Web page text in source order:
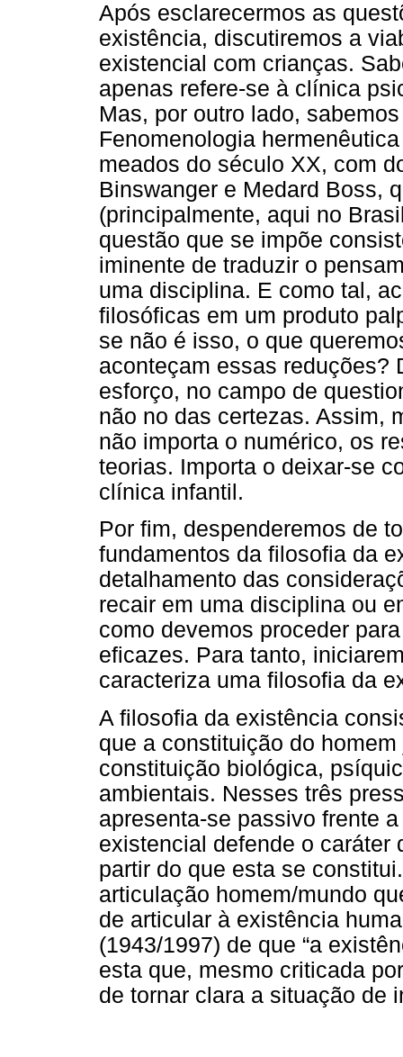
Após esclarecermos as
existência, discutiremos a
existencial com crianças.
apenas refere-se à clínica
Mas, por outro lado,
Fenomenologia
meados do século XX, com
Binswanger e Medard Boss,
(principalmente, aqui no
questão que se impõe
iminente de traduzir o
uma disciplina. E como tal,
filosóficas em um produto
se não é isso, o que
aconteçam essas reduções?
esforço, no campo de
não no das certezas. Assim,
não importa o numérico, os
teorias. Importa o deixar-se
clínica infantil.
Por fim, despenderemos de
fundamentos da filosofia da
detalhamento das
recair em uma disciplina ou
como devemos proceder
eficazes. Para tanto,
caracteriza uma filosofia da
A filosofia da existência
que a constituição do
constituição biológica,
ambientais. Nesses três
apresenta-se passivo frente
existencial defende o caráter
partir do que esta se
articulação homem/mundo
de articular à existência
(1943/1997) de que “a
esta que, mesmo criticada
de tornar clara a situação de